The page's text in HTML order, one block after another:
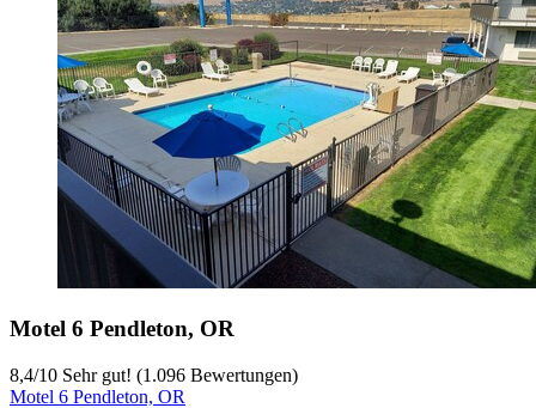
Motel 6 Pendleton, OR
8,4/10 Sehr gut! (1.096 Bewertungen)
Motel 6 Pendleton, OR